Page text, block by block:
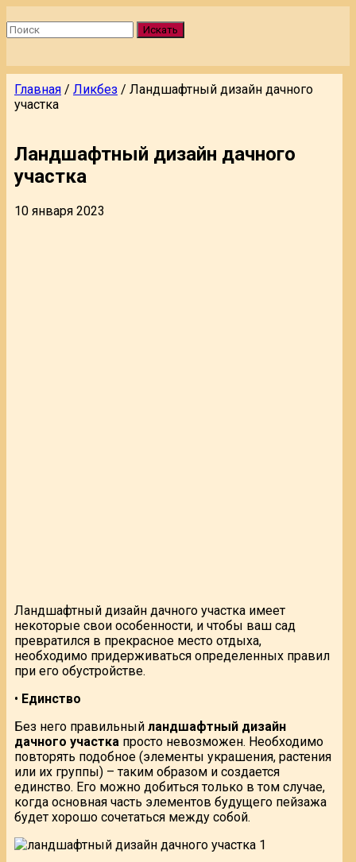
Искать
Главная / Ликбез / Ландшафтный дизайн дачного
участка
Ландшафтный дизайн дачного
участка
10 января 2023
Ландшафтный дизайн дачного участка имеет
некоторые свои особенности, и чтобы ваш сад
превратился в прекрасное место отдыха,
необходимо придерживаться определенных правил
при его обустройстве.
• Единство
Без него правильный ландшафтный дизайн
дачного участка просто невозможен. Необходимо
повторять подобное (элементы украшения, растения
или их группы) – таким образом и создается
единство. Его можно добиться только в том случае,
когда основная часть элементов будущего пейзажа
будет хорошо сочетаться между собой.